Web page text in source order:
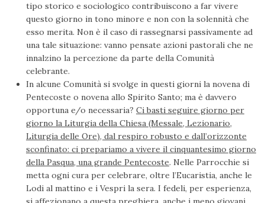
tipo storico e sociologico contribuiscono a far vivere
questo giorno in tono minore e non con la solennità che
esso merita. Non è il caso di rassegnarsi passivamente ad
una tale situazione: vanno pensate azioni pastorali che ne
innalzino la percezione da parte della Comunità
celebrante.
In alcune Comunità si svolge in questi giorni la novena di
Pentecoste o novena allo Spirito Santo; ma è davvero
opportuna e/o necessaria? Ci basti seguire giorno per
giorno la Liturgia della Chiesa (Messale, Lezionario,
Liturgia delle Ore), dal respiro robusto e dall’orizzonte
sconfinato: ci prepariamo a vivere il cinquantesimo giorno
della Pasqua, una grande Pentecoste. Nelle Parrocchie si
metta ogni cura per celebrare, oltre l’Eucaristia, anche le
Lodi al mattino e i Vespri la sera. I fedeli, per esperienza,